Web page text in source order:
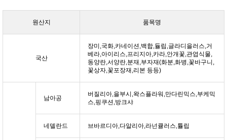
원산지 품목명
국산
장미,국화,카네이션,백합,듈립,글라디을러스,거
베라,아이리스,프리지아,카라,안개꽃,관엽식물,
동양란,서양란,분재,부자재(화분,화병,꽃바구니,
꽃상자,꽃포장재,리본 등등)
남아공
버질리아,을부시,왁스플라워,만다린믹스,부케믹
스,핑쿠션,방크샤
네델란드 브바르디아,다알리아,라넌큘러스,튤립